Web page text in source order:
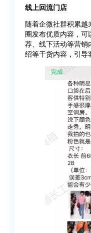
线上回流门店
随着企微社群积累越
圈发布优质内容，可
荐、线下活动等营销
绍等干货内容，引导